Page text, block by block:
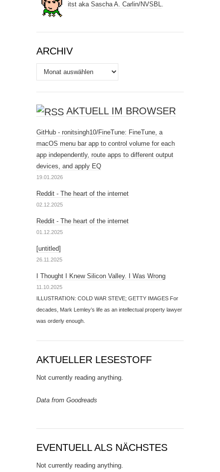
itst aka Sascha A. Carlin/NVSBL.
ARCHIV
Archiv
AKTUELL IM BROWSER
GitHub - ronitsingh10/FineTune: FineTune, a
macOS menu bar app to control volume for each
app independently, route apps to different output
devices, and apply EQ
19.01.2026
Reddit - The heart of the internet
02.12.2025
Reddit - The heart of the internet
01.12.2025
[untitled]
26.11.2025
I Thought I Knew Silicon Valley. I Was Wrong
11.10.2025
ILLUSTRATION: COLD WAR STEVE; GETTY IMAGES For
decades, Mark Lemley’s life as an intellectual property lawyer
was orderly enough.
AKTUELLER LESESTOFF
Not currently reading anything.
Data from Goodreads
EVENTUELL ALS NÄCHSTES
Not currently reading anything.